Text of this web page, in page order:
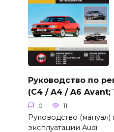
Руководство по
(C4 / A4 / A6 Avant;
0 11
Руководство
эксплуатации Audi